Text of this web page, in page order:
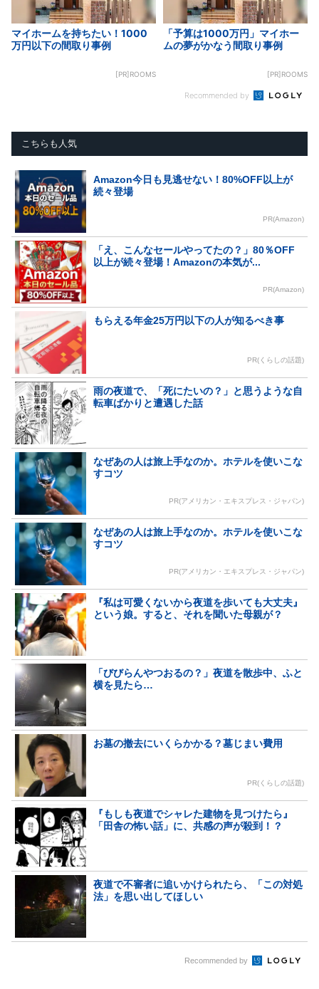
マイホームを持ちたい！1000
万円以下の間取り事例
[PR]ROOMS
「予算は1000万円」マイホー
ムの夢がかなう間取り事例
[PR]ROOMS
Recommended by
こちらも人気
Amazon今日も見逃せない！80%OFF以上が
続々登場
PR(Amazon)
「え、こんなセールやってたの？」80％OFF
以上が続々登場！Amazonの本気が...
PR(Amazon)
もらえる年金25万円以下の人が知るべき事
PR(くらしの話題)
雨の夜道で、「死にたいの？」と思うような自
転車ばかりと遭遇した話
なぜあの人は旅上手なのか。ホテルを使いこな
すコツ
PR(アメリカン・エキスプレス・ジャパン)
なぜあの人は旅上手なのか。ホテルを使いこな
すコツ
PR(アメリカン・エキスプレス・ジャパン)
『私は可愛くないから夜道を歩いても大丈夫』
という娘。すると、それを聞いた母親が？
「びびらんやつおるの？」夜道を散歩中、ふと
横を見たら…
お墓の撤去にいくらかかる？墓じまい費用
PR(くらしの話題)
『もしも夜道でシャレた建物を見つけたら』
「田舎の怖い話」に、共感の声が殺到！？
夜道で不審者に追いかけられたら、「この対処
法」を思い出してほしい
Recommended by